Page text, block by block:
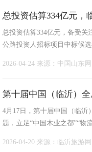
总投资估算334亿元，
总投资估算334亿元，备受
公路投资人招标项目中标候
2026-04-24 来源：中国山东网
第十届中国（临沂）
4月17日，第十届中国（临沂
题，立足“中国木业之都”“物
2026-04-20 来源：临沂旅游网